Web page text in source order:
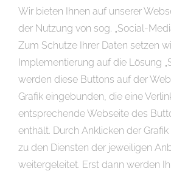
Wir bieten Ihnen auf unserer
der Nutzung von sog. „Social-
Zum Schutze Ihrer Daten setzen
Implementierung auf die Lösung
werden diese Buttons auf der
Grafik eingebunden, die eine
entsprechende Webseite des
enthält. Durch Anklicken der
zu den Diensten der jeweiligen
weitergeleitet. Erst dann werden